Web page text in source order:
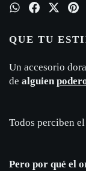
QUE TU
Un accesorio
de alguien
Todos perciben
Pero por qué el